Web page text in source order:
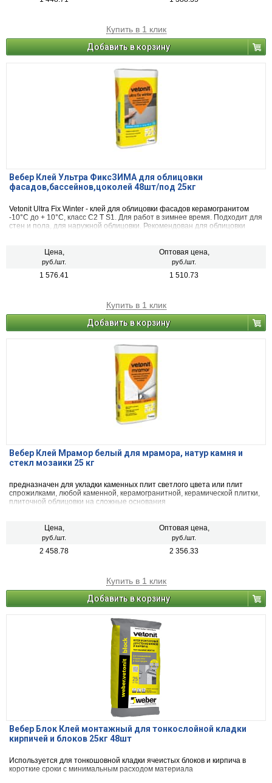
Купить в 1 клик
Добавить в корзину
Вебер Клей Ультра ФиксЗИМА для облицовки
фасадов,бассейнов,цоколей 48шт/под 25кг
Vetonit Ultra Fix Winter - клей для облицовки фасадов керамогранитом
-10°С до + 10°С, класс C2 T S1. Для работ в зимнее время. Подходит для
стен и пола, для наружной облицовки. Рекомендован для облицовки
размера или с разницей сторон 1/2 и более. Нивелирует вибронагрузки
и динамические нагрузки - подходит для зон с повышенным трафиком:
Цена,
руб./шт.
Оптовая цена,
руб./шт.
1 576.41 1 510.73
Купить в 1 клик
Добавить в корзину
Вебер Клей Мрамор белый для мрамора, натур камня и
стекл мозаики 25 кг
предназначен для укладки каменных плит светлого цвета или плит
спрожилками, любой каменной, керамогранитной, керамической плитки,
плиточной облицовки на сложные основания
Цена,
руб./шт.
Оптовая цена,
руб./шт.
2 458.78 2 356.33
Купить в 1 клик
Добавить в корзину
Вебер Блок Клей монтажный для тонкослойной кладки
кирпичей и блоков 25кг 48шт
Используется для тонкошовной кладки ячеистых блоков и кирпича в
короткие сроки с минимальным расходом материала